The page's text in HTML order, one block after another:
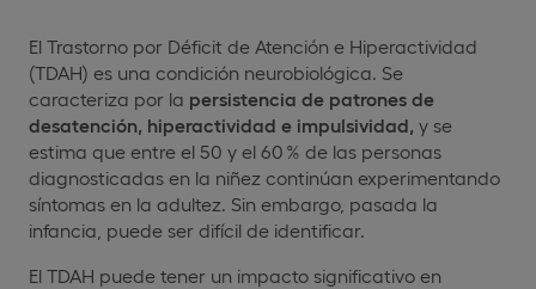
El Trastorno por Déficit de Atención e Hiperactividad
(TDAH) es una condición neurobiológica. Se
caracteriza por la persistencia de patrones de
desatención, hiperactividad e impulsividad, y se
estima que entre el 50 y el 60 % de las personas
diagnosticadas en la niñez continúan experimentando
síntomas en la adultez. Sin embargo, pasada la
infancia, puede ser difícil de identificar.
El TDAH puede tener un impacto significativo en